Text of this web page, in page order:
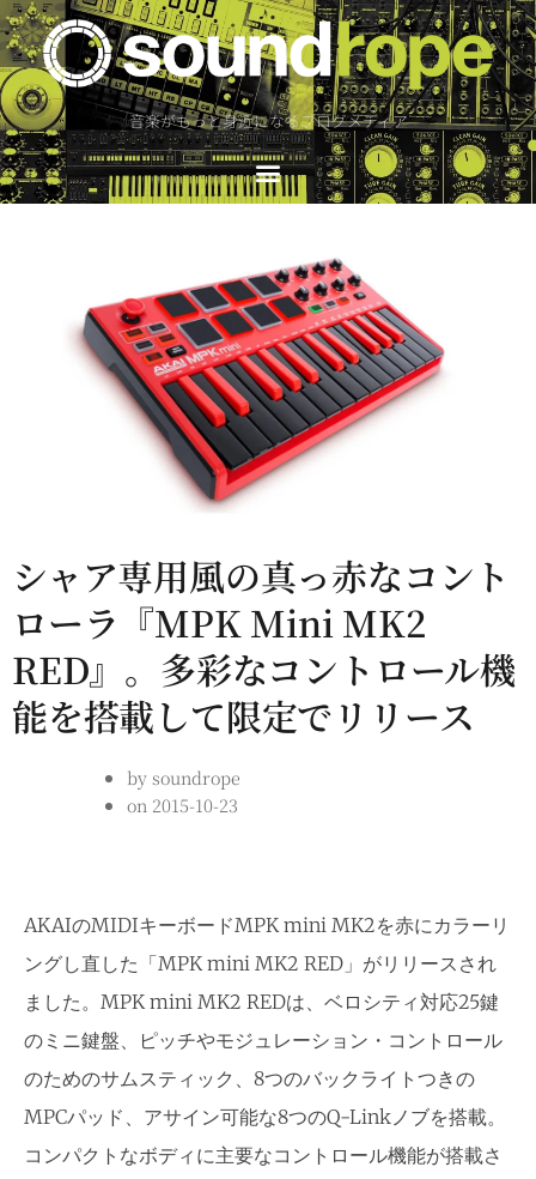
音楽がもっと身近になるブログメディア
シャア専用風の真っ赤なコント
ローラ『MPK Mini MK2
RED』。多彩なコントロール機
能を搭載して限定でリリース
bysoundrope
on 2015-10-23
AKAIのMIDIキーボードMPK mini MK2を赤にカラーリ
ングし直した「MPK mini MK2 RED」がリリースされ
ました。MPK mini MK2 REDは、ベロシティ対応25鍵
のミニ鍵盤、ピッチやモジュレーション・コントロール
のためのサムスティック、8つのバックライトつきの
MPCパッド、アサイン可能な8つのQ-Linkノブを搭載。
コンパクトなボディに主要なコントロール機能が搭載さ